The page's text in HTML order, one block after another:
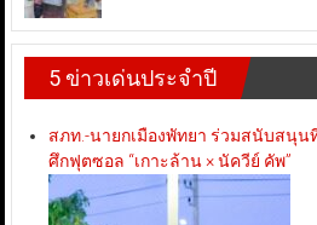
5 ข่าวเด่นประจำปี
สภท.-นายกเมืองพัทยา ร่วมสนับสนุน
ศึกฟุตซอล “เกาะล้าน × นัควีย์ คัพ”